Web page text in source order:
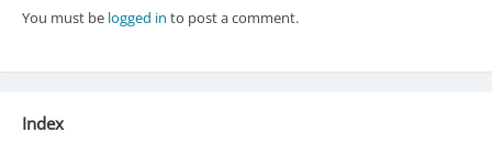
You must be logged in to post a comment.
Index